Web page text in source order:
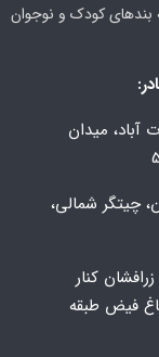
کودک و نوجوان
آباد، میدان
چیتگر شمالی،
کنار
فیض طبقه